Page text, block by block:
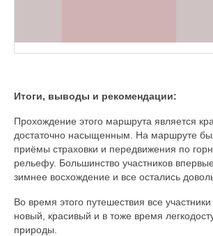
Итоги, выводы и рекомендации:
Прохождение этого маршрута является
достаточно насыщенным. На маршруте
приёмы страховки и передвижения по
рельефу. Большинство участников
зимнее восхождение и все остались
Во время этого путешествия все
новый, красивый и в тоже время
природы.